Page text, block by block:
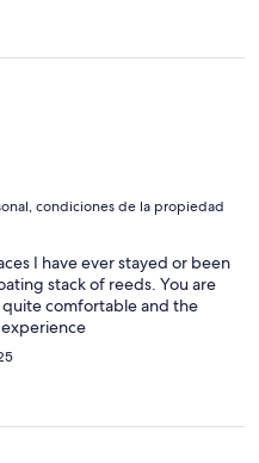
condiciones de la propiedad
I have ever stayed or been
stack of reeds. You are
comfortable and the